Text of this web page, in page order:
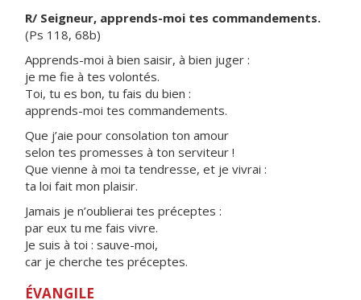
R/ Seigneur, apprends-moi tes commandements.
(Ps 118, 68b)
Apprends-moi à bien saisir, à bien juger :
je me fie à tes volontés.
Toi, tu es bon, tu fais du bien :
apprends-moi tes commandements.
Que j’aie pour consolation ton amour
selon tes promesses à ton serviteur !
Que vienne à moi ta tendresse, et je vivrai :
ta loi fait mon plaisir.
Jamais je n’oublierai tes préceptes :
par eux tu me fais vivre.
Je suis à toi : sauve-moi,
car je cherche tes préceptes.
ÉVANGILE